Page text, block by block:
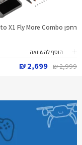
רחפן Lito X1 Fly More Combo
הוסף להשוואה
2,999 ₪
2,699 ₪